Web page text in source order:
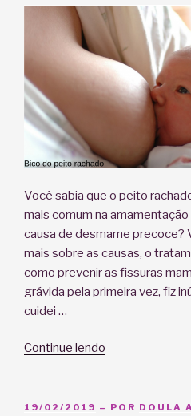
Você sabia que o peito
mais comum na
causa de desmame precoce?
mais sobre as causas, o
como prevenir as fissuras
grávida pela primeira vez, fiz
cuidei …
Continue lendo
rachado,
PUBLICADO
19/02/2019 – POR DOULA